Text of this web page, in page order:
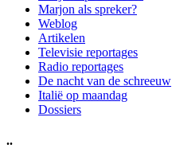
Marjon als spreker?
Weblog
Artikelen
Televisie reportages
Radio reportages
De nacht van de schreeuw
Italië op maandag
Dossiers
..